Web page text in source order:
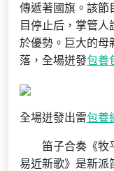
傳遞著國旗。該節
目停止后，掌管人
於優勢。巨大的母
落，全場迸發包養
全場迸發出雷包養
笛子合奏《牧平
易近新歌》是新派